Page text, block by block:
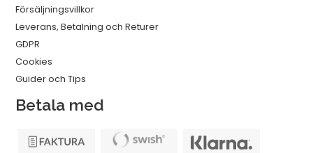
Försäljningsvillkor
Leverans, Betalning och Returer
GDPR
Cookies
Guider och Tips
Betala med